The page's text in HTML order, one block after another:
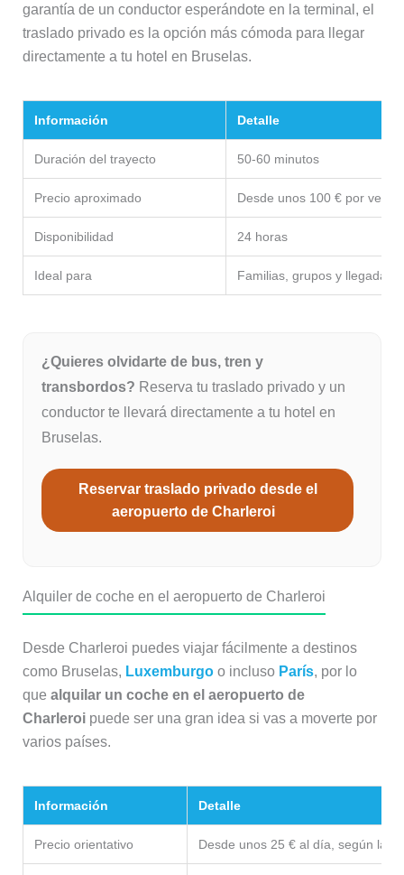
garantía de un conductor esperándote en la terminal, el
traslado privado es la opción más cómoda para llegar
directamente a tu hotel en Bruselas.
Información Detalle
Duración del trayecto 50-60 minutos
Precio aproximado Desde unos 100 € por
Disponibilidad 24 horas
Ideal para Familias, grupos y llegadas
¿Quieres olvidarte de bus, tren y
transbordos? Reserva tu traslado privado y un
conductor te llevará directamente a tu hotel en
Bruselas.
Reservar traslado privado desde el
aeropuerto de Charleroi
Alquiler de coche en el aeropuerto de Charleroi
Desde Charleroi puedes viajar fácilmente a destinos
como Bruselas, Luxemburgoo incluso París, por lo
que alquilar un coche en el aeropuerto de
Charleroipuede ser una gran idea si vas a moverte por
varios países.
Información Detalle
Precio orientativo Desde unos 25 € al día, según la